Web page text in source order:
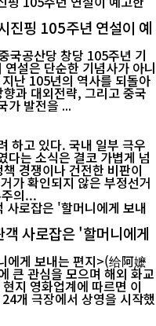
핑 105주년 연설이 예
국공산당 창당 105주년 기
설은 단순한 기념사가 아니
난 105년의 역사를 되돌아
과 대외전략, 그리고 중국
가 발전을 ...
하고 있다. 국내 일부 극우
다는 소식은 결코 가볍게 넘
경쟁이나 건전한 비판이
가 확인되지 않은 부정선거
의...
사로잡은 '할머니에게
에게 보내는 편지>(给阿嬷
큰 관심을 모으며 해외 화교
개 극장에서 상영을 시작했